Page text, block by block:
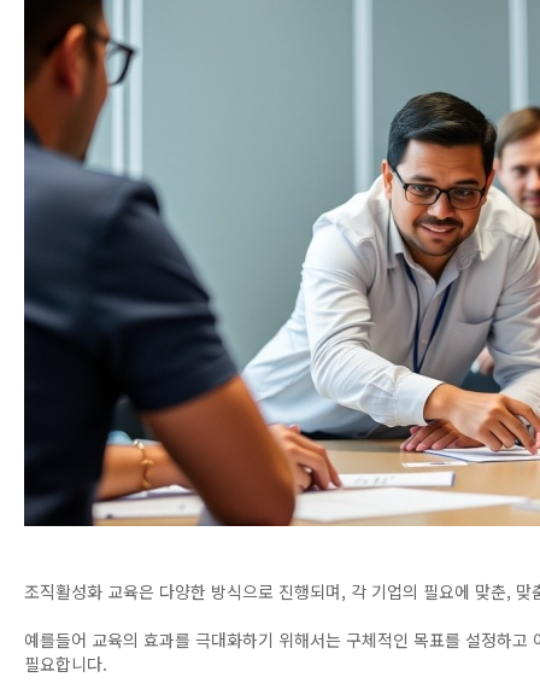
조직활성화 교육은 다양한 방식으로 진행되며, 각 기업의 필요에 맞춘, 맞
예를들어 교육의 효과를 극대화하기 위해서는 구체적인 목표를 설정하고
필요합니다.